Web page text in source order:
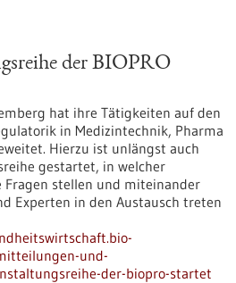
der BIOPRO
hat ihre Tätigkeiten auf den
in Medizintechnik, Pharma
Hierzu ist unlängst auch
gestartet, in welcher
stellen und miteinander
Experten in den Austausch treten
und-
der-biopro-startet